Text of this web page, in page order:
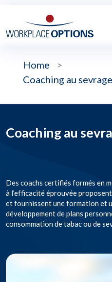
Home
>
Coaching au
Coaching au
Des coachs certifiés formés en
à l’efficacité éprouvée
et fournissent une formation et
développement de plans
consommation de tabac ou de